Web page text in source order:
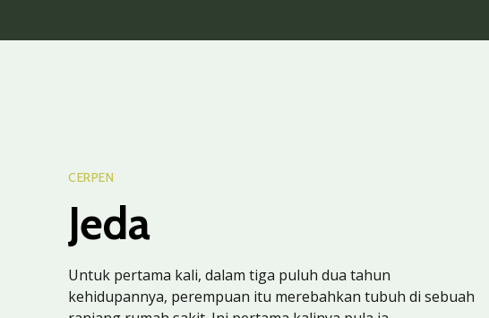
CERPEN
Jeda
Untuk pertama kali, dalam tiga puluh dua tahun
kehidupannya, perempuan itu merebahkan tubuh di sebuah